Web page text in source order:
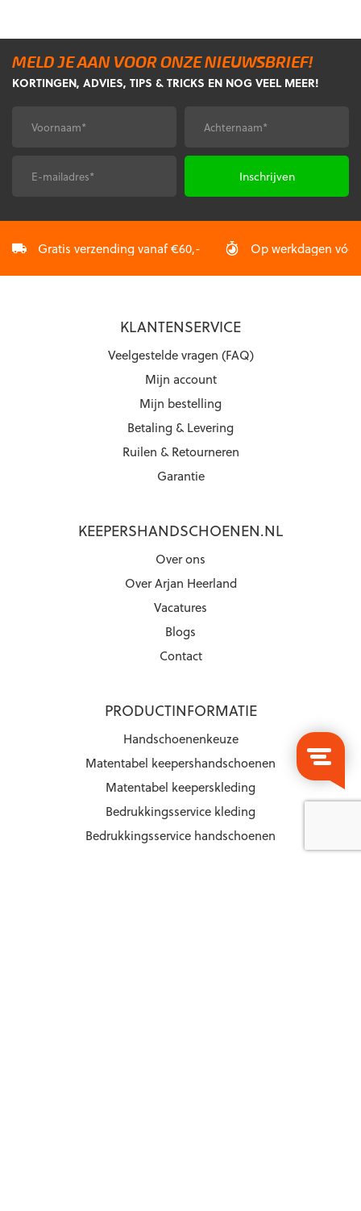
MELD JE AAN VOOR ONZE NIEUWSBRIEF!
KORTINGEN, ADVIES, TIPS & TRICKS EN NOG VEEL MEER!
Voornaam* Achternaam*
Gratis verzending vanaf €60,- Op werkdagen
KLANTENSERVICE
Veelgestelde vragen (FAQ)
Mijn account
Mijn bestelling
Betaling & Levering
Ruilen & Retourneren
Garantie
KEEPERSHANDSCHOENEN.NL
Over ons
Over Arjan Heerland
Vacatures
Blogs
Contact
PRODUCTINFORMATIE
Handschoenenkeuze
Matentabel keepershandschoenen
Matentabel keeperskleding
Bedrukkingsservice kleding
Bedrukkingsservice handschoenen